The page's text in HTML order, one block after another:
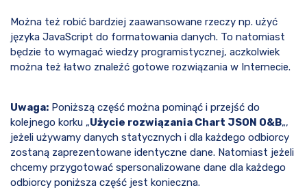
Można też robić bardziej zaawansowane rzeczy np. użyć
języka JavaScript do formatowania danych. To natomiast
będzie to wymagać wiedzy programistycznej, aczkolwiek
można też łatwo znaleźć gotowe rozwiązania w Internecie.
Uwaga: Poniższą część można pominąć i przejść do
kolejnego korku „Użycie rozwiązania Chart JSON O&B„,
jeżeli używamy danych statycznych i dla każdego odbiorcy
zostaną zaprezentowane identyczne dane. Natomiast jeżeli
chcemy przygotować spersonalizowane dane dla każdego
odbiorcy poniższa część jest konieczna.